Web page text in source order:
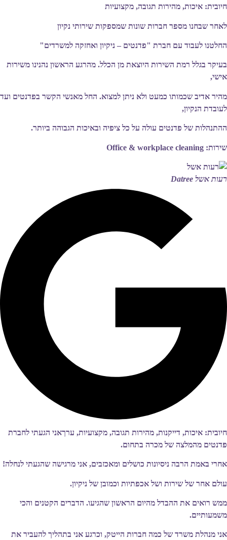
חיובית: איכות, מהירות תגובה, מקצועיות
לאחר שבחנו מספר חברות שונות שמספקות שירותי נקיון
החלטנו לעבוד עם חברת "פדנטים – ניקיון ואחזקה למשרדים"
בעיקר בגלל רמת השירות היוצאת מן הכלל. מהרגע הראשון נהנינו משירות
אישי,
מהיר אדיב שכמותו כמעט ולא ניתן למצוא. החל מאנשי הקשר בפדנטים ועד
לעובדת הנקיון,
ההתנהלות של פדנטים עולה על כל ציפיה ובאיכות הגבוהה ביותר.
שירות: Office & workplace cleaning
רעות אשל
חיובית: איכות, דייקנות, מהירות תגובה, מקצועיות, ערךאני הגעתי לחברת
פדנטים מהמלצה של מכרה בתחום.
אחרי באמת הרבה ניסיונות כושלים ומאכזבים, אני מרגישה שהגעתי לנחלה!
עולם אחר של שירות ושל אכפתיות וכמובן של ניקיון.
ממש רואים את ההבדל מהיום הראשון שהגיעו. הדברים הקטנים והכי
משמעותיים.
אני מנהלת משרד של כמה חברות הייטק, וכרגע אני בתהליך להעביר את